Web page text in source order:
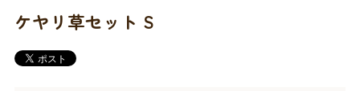
ケヤリ草セット S